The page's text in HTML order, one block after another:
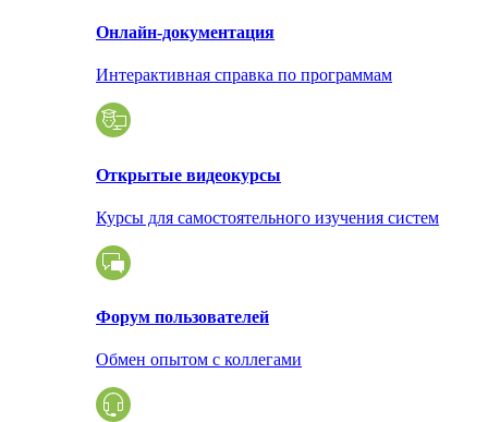
Онлайн-документация
Интерактивная справка по программам
Открытые видеокурсы
Курсы для самостоятельного изучения систем
Форум пользователей
Обмен опытом с коллегами